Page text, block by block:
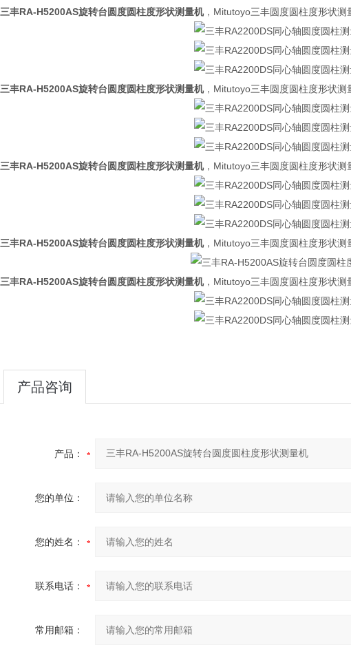
三丰RA-H5200AS旋转台圆度圆柱度形状测量机，Mitutoyo三丰圆度圆柱度形状
三丰RA-H5200AS旋转台圆度圆柱度形状测量机，Mitutoyo三丰圆度圆柱度形状
三丰RA-H5200AS旋转台圆度圆柱度形状测量机，Mitutoyo三丰圆度圆柱度形状
三丰RA-H5200AS旋转台圆度圆柱度形状测量机，Mitutoyo三丰圆度圆柱度形状
三丰RA-H5200AS旋转台圆度圆柱度形状测量机，Mitutoyo三丰圆度圆柱度形状
产品咨询
产品：
您的单位：
您的姓名：
联系电话：
常用邮箱：